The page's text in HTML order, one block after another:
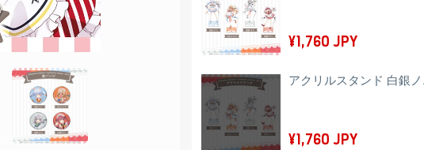
¥1,760 JPY
アクリルスタンド 白銀
¥1,760 JPY